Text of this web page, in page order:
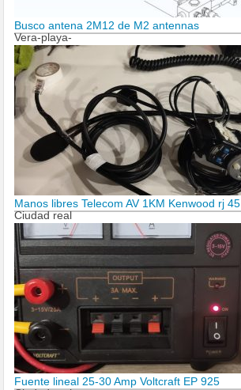
Busco antena 2M12 de M2 antennas
Vera-playa-
Manos libres Telecom AV 1KM Kenwood rj 45
Ciudad real
Fuente lineal 25-30 Amp Voltcraft EP 925